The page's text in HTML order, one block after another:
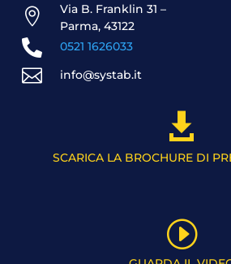

Via B. Franklin 31 –
Parma, 43122
 0521 1626033
 info@systab.it

SCARICA LA BROCHURE DI
I